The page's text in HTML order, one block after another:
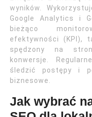
wyników.
Google Analytics i
bieżąco
efektywności (KPI),
spędzony na
konwersje.
śledzić postępy i
biznesowe.
Jak wybrać